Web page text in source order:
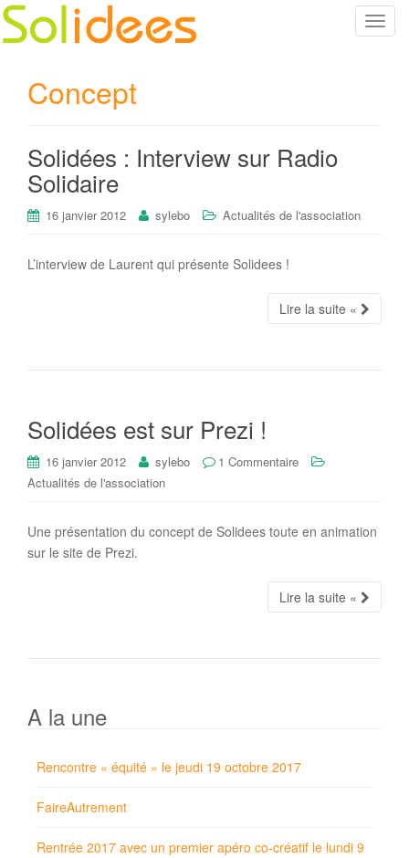
T
Concept
Solidées : Interview sur Radio
Solidaire
16 janvier 2012 sylebo Actualités de l'association
L’interview de Laurent qui présente Solidees !
Lire la suite «
Solidées est sur Prezi !
16 janvier 2012 sylebo
1 Commentaire
Actualités de l'association
Une présentation du concept de Solidees toute en animation
sur le site de Prezi.
Lire la suite «
A la une
Rencontre « équité » le jeudi 19 octobre 2017
FaireAutrement
Rentrée 2017 avec un premier apéro co-créatif le lundi 9